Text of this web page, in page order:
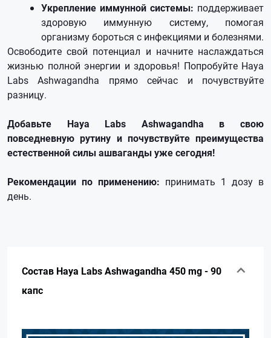
Укрепление иммунной системы: поддерживает
здоровую иммунную систему, помогая
организму бороться с инфекциями и болезнями.
Освободите свой потенциал и начните наслаждаться
жизнью полной энергии и здоровья! Попробуйте Haya
Labs Ashwagandha прямо сейчас и почувствуйте
разницу.
Добавьте Haya Labs Ashwagandha в свою
повседневную рутину и почувствуйте преимущества
естественной силы ашваганды уже сегодня!
Рекомендации по применению: принимать 1 дозу в
день.
Состав Haya Labs Ashwagandha 450 mg - 90
капс